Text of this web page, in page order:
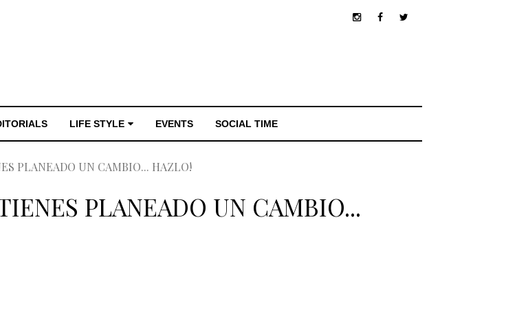
LIFE STYLE EVENTS SOCIAL TIME
PLANEADO UN CAMBIO... HAZLO!
PLANEADO UN CAMBIO...